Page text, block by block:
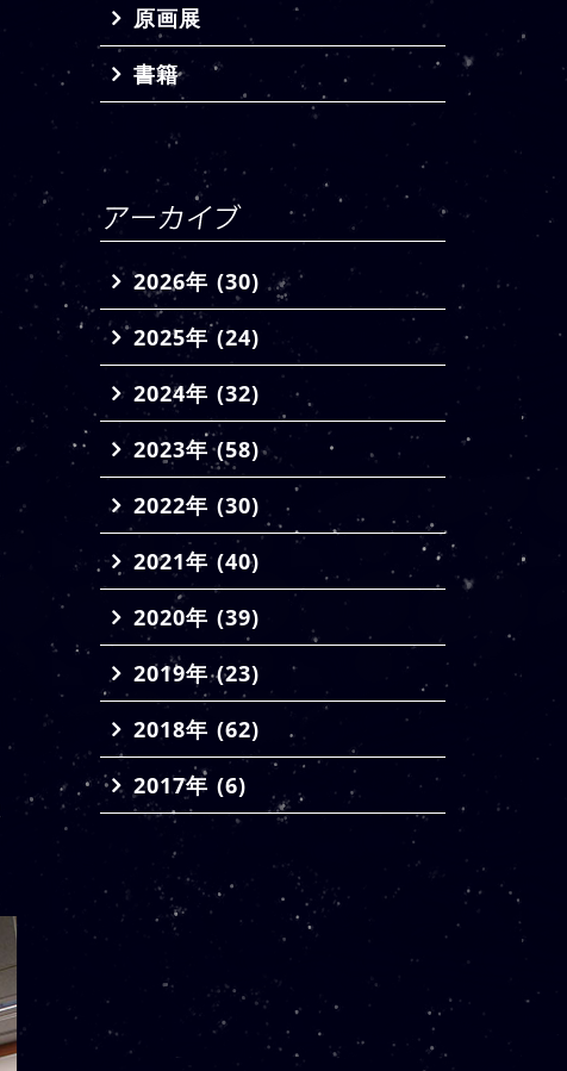
原画展
書籍
2026年 (30)
2025年 (24)
2024年 (32)
2023年 (58)
2022年 (30)
2021年 (40)
2020年 (39)
2019年 (23)
2018年 (62)
2017年 (6)